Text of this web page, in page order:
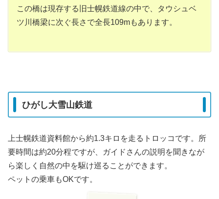
この橋は現存する旧士幌鉄道線の中で、タウシュベ
ツ川橋梁に次ぐ長さで全長109mもあります。
ひがし大雪山鉄道
上士幌鉄道資料館から約1.3キロを走るトロッコです。所
要時間は約20分程ですが、ガイドさんの説明を聞きなが
ら楽しく自然の中を駆け巡ることができます。
ペットの乗車もOKです。